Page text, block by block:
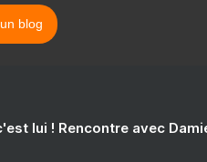
blog
lui ! Rencontre avec